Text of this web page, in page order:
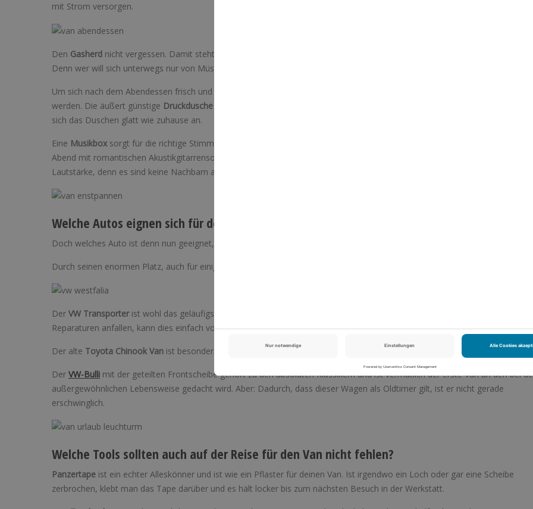
mit Strom versorgen.
Den Gasherd nicht vergessen. Damit steht dem leckeren, selbstgemachten Dinner unter den Sternen nichts mehr im Weg.
Denn wer will sich unterwegs nur von Müsli ernähren.
Um sich nach dem Abendessen frisch und sauber ins Bett zu kuscheln, sollte eine Dusche und Waschbecken eingebaut
werden. Die äußert günstige Druckdusche
sich das Duschen glatt wie zuhause an.
Eine Musikbox sorgt für die richtige Stimmung im Van Life. Ob du zu den heißesten Partyhits beim Abspülen tanzt oder den
Abend mit romantischen Akustikgitarrensounds ausklingen lässt, bleibt ganz und gar dir überlassen. Ebenso die Wahl der
Lautstärke, denn es sind keine Nachbarn anwesend, die du damit stören könntest.
Welche Autos eignen sich für den Umbau?
Doch welches Auto ist denn nun geeignet, um es nach deinen Vorstellungen umzubauen. Hier ein paar Inspirationen.
Durch seinen enormen Platz, auch für einige Surfbretter, ist vielleicht der
Der VW Transporterist wohl das geläufigste Modell unter den Campern. Seine Geräumigkeit bieten hohen Komfort und wenn
Reparaturen anfallen, kann dies einfach von jeder nächsten Werkstatt erledigt werden.
Der alte Toyota Chinook Van ist besonders für sein cooles Äußeres bekannt.
Der VW-Bulli mit der geteilten Frontscheibe gehört zu den absoluten Klassikern und ist vermutlich der erste Van an den bei
außergewöhnlichen Lebensweise gedacht wird. Aber: Dadurch, dass dieser Wagen als Oldtimer gilt, ist er nicht gerade
erschwinglich.
Welche Tools sollten auch auf der Reise für den Van nicht fehlen?
Panzertape ist ein echter Alleskönner und ist wie ein Pflaster für deinen Van. Ist irgendwo ein Loch oder gar eine Scheibe
zerbrochen, klebt man das Tape darüber und es hält locker bis zum nächsten Besuch in der Werkstatt.